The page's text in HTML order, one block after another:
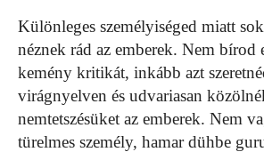
Különleges személyiséged miatt
néznek rád az emberek. Nem bírod
kemény kritikát, inkább azt
virágnyelven és udvariasan
nemtetszésüket az emberek. Nem
türelmes személy, hamar dühbe